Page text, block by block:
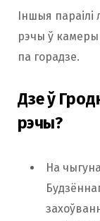
Іншыя параілі
рэчы ў
па горадзе.
Дзе ў
рэчы?
На